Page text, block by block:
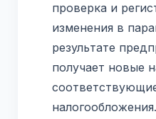
проверка и
изменения в
результате
получает новые